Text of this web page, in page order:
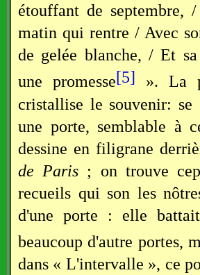
étouffant de septembre,
matin qui rentre / Avec
de gelée blanche, / Et
une promesse[5] ». La
cristallise le souvenir: se
une porte, semblable à
dessine en filigrane
de Paris ; on trouve
recueils qui son les
d'une porte : elle
beaucoup d'autre portes,
dans « L'intervalle », ce